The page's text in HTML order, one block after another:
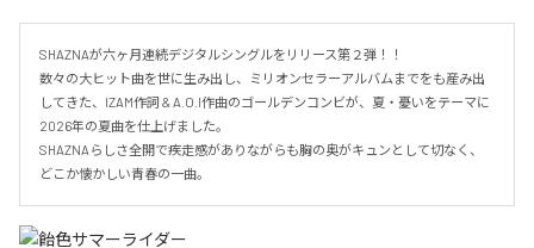
SHAZNAが六ヶ月連続デジタルシングルをリリース第２弾！！
数々の大ヒット曲を世に生み出し、ミリオンセラーアルバムまでをも産み出
してきた、IZAM作詞 & A.O.I作曲のゴールデンコンビが、夏・憂いをテーマに
2026年の夏曲を仕上げました。
SHAZNAらしさ全開で疾走感がありながらも胸の奥がキュンとして切なく、
どこか懐かしい青春の一曲。